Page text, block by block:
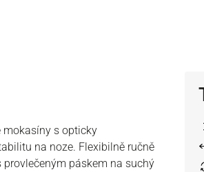
mokasíny s opticky
na noze. Flexibilně ručně
páskem na suchý